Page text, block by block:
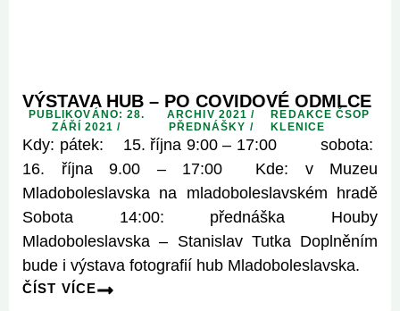
VÝSTAVA HUB – PO COVIDOVÉ ODMLCE
PUBLIKOVÁNO: 28.
ZÁŘÍ 2021 /
ARCHIV 2021 /
PŘEDNÁŠKY /
REDAKCE ČSOP
KLENICE
Kdy: pátek: 15. října 9:00 – 17:00 sobota:
16. října 9.00 – 17:00 Kde: v Muzeu
Mladoboleslavska na mladoboleslavském hradě
Sobota 14:00: přednáška Houby
Mladoboleslavska – Stanislav Tutka Doplněním
bude i výstava fotografií hub Mladoboleslavska.
ČÍST VÍCE